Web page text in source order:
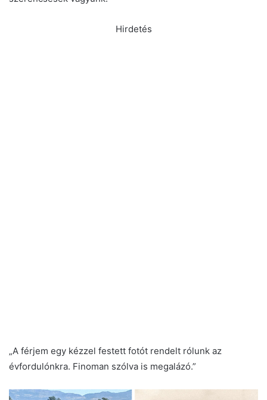
Hirdetés
„A férjem egy kézzel festett fotót rendelt rólunk az
évfordulónkra. Finoman szólva is megalázó.”